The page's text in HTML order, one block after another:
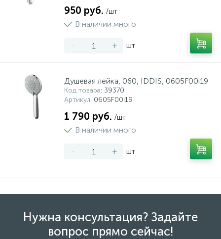
950 руб. /шт
В наличии много
- + шт
Душевая лейка, 060, IDDIS, 0605F00i19
Код товара: 39370
Артикул: 0605F00i19
1 790 руб. /шт
В наличии много
- + шт
Нужна консультация? Задайте
вопрос прямо сейчас!